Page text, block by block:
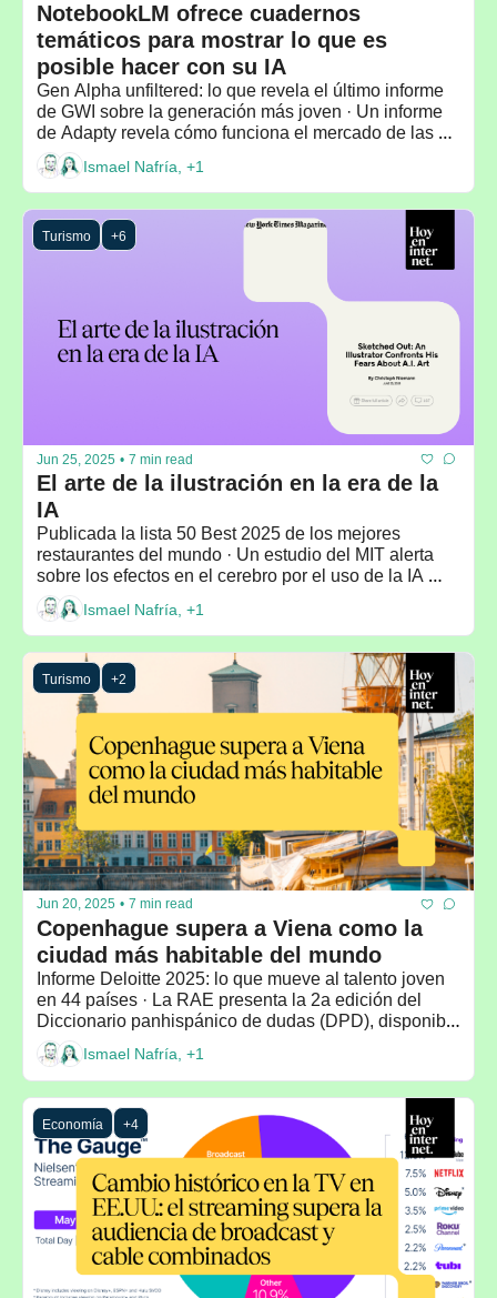
NotebookLM ofrece cuadernos
temáticos para mostrar lo que es
posible hacer con su IA
Gen Alpha unfiltered: lo que revela el último informe
de GWI sobre la generación más joven · Un informe
de Adapty revela cómo funciona el mercado de las
suscripciones en las apps móviles
Ismael Nafría, +1
Turismo +6
Jun 25, 2025 • 7 min read
El arte de la ilustración en la era de la
IA
Publicada la lista 50 Best 2025 de los mejores
restaurantes del mundo · Un estudio del MIT alerta
sobre los efectos en el cerebro por el uso de la IA
generativa en la redacción de ensayos
Ismael Nafría, +1
Turismo +2
Jun 20, 2025 • 7 min read
Copenhague supera a Viena como la
ciudad más habitable del mundo
Informe Deloitte 2025: lo que mueve al talento joven
en 44 países · La RAE presenta la 2a edición del
Diccionario panhispánico de dudas (DPD), disponible
online
Ismael Nafría, +1
Economía +4